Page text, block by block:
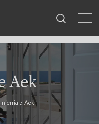
Aek
Inferriate Aek